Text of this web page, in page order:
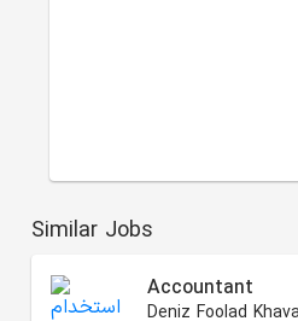
Similar Jobs
Accountant